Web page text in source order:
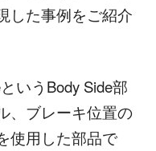
した事例をご紹介
いうBody Side部
、ブレーキ位置の
使用した部品で